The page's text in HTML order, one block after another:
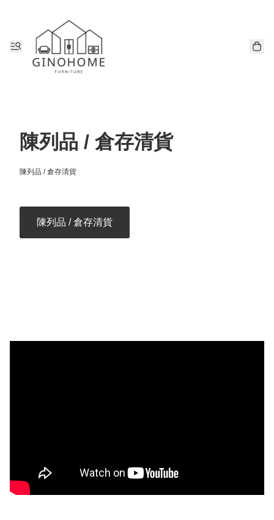
陳列品 / 倉存清貨
陳列品 / 倉存清貨
陳列品 / 倉存清貨